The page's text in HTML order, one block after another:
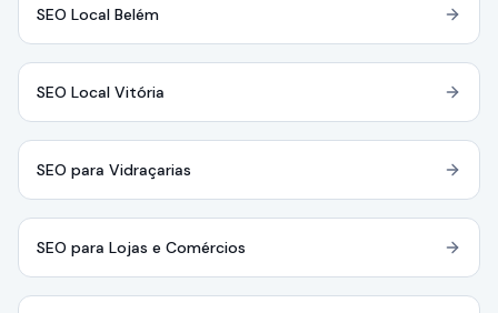
SEO Local Belém
SEO Local Vitória
SEO para Vidraçarias
SEO para Lojas e Comércios